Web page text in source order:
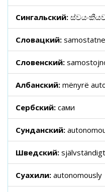
Сингальский:
Словацкий: samostatne
Словенский:
Албанский: mënyrë
Сербский: сами
Сунданский:
Шведский: självständigt
Суахили: autonomously